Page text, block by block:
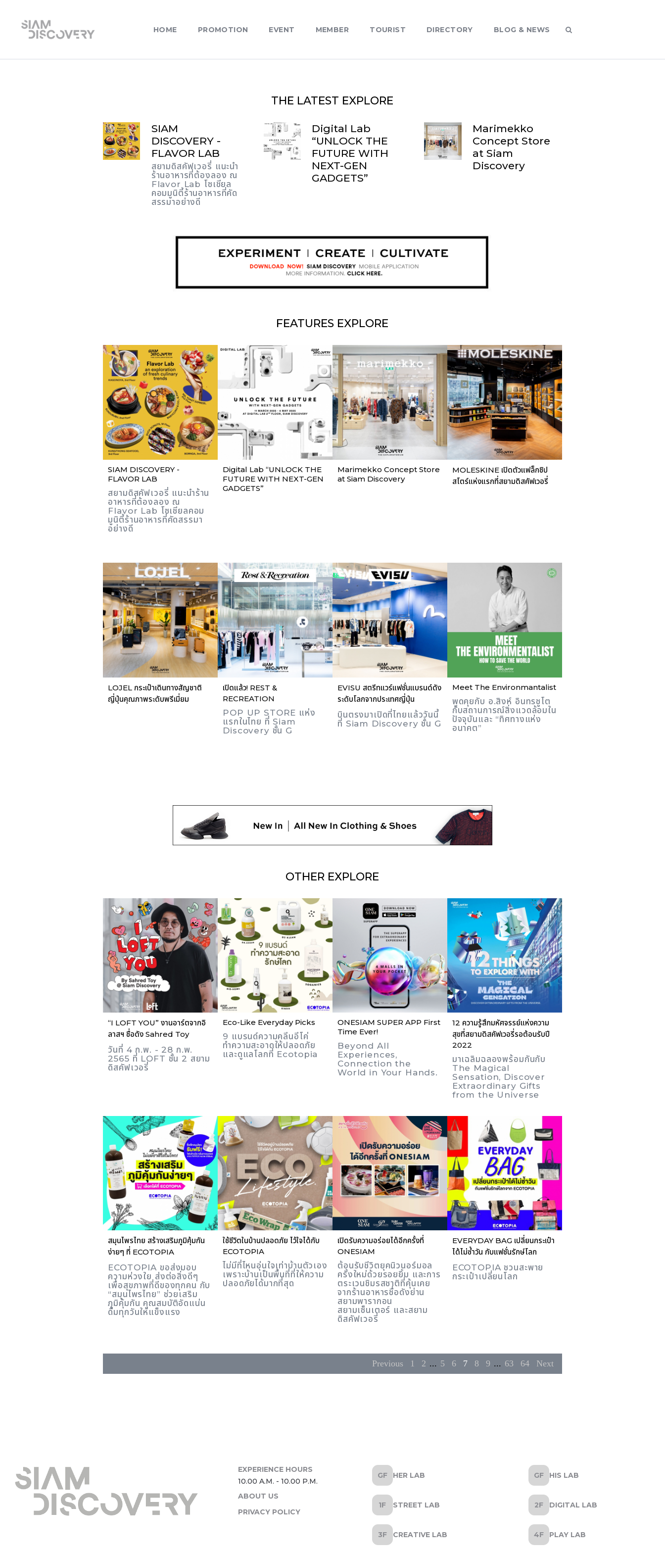
HOME PROMOTION EVENT MEMBER TOURIST DIRECTORY BLOG & NEWS
THE LATEST EXPLORE
SIAM
DISCOVERY -
FLAVOR LAB
สยามดิสคัฟเวอรี่ แนะนำ
ร้านอาหารที่ต้องลอง ณ
Flavor Lab โซเชียล
คอมมูนิตี้ร้านอาหารที่คัด
สรรมาอย่างดี
Digital Lab
“UNLOCK THE
FUTURE WITH
NEXT-GEN
GADGETS”
Marimekko
Concept Store
at Siam
Discovery
FEATURES EXPLORE
SIAM DISCOVERY -
FLAVOR LAB
สยามดิสคัฟเวอรี่ แนะนำร้าน
อาหารที่ต้องลอง ณ
Flavor Lab โซเชียลคอม
มูนิตี้ร้านอาหารที่คัดสรรมา
อย่างดี
Digital Lab “UNLOCK THE
FUTURE WITH NEXT-GEN
GADGETS”
Marimekko Concept Store
at Siam Discovery
MOLESKINE เปิดตัวแฟล็กชิป
สโตร์แห่งแรกที่สยามดิสคัฟเวอรี่
LOJEL กระเป๋าเดินทางสัญชาติ
ญี่ปุ่นคุณภาพระดับพรีเมี่ยม
เปิดแล้ว! REST &
RECREATION
POP UP STORE แห่ง
แรกในไทย ที่ Siam
Discovery ชั้น G
EVISU สตรีทแวร์แฟชั่นแบรนด์ดัง
ระดับโลกจากประเทศญี่ปุ่น
บินตรงมาเปิดที่ไทยแล้ววันนี้
ที่ Siam Discovery ชั้น G
Meet The Environmantalist
พูดคุยกับ อ.สิงห์ อินทรชูโต
กับสถานการณ์สิ่งแวดล้อมใน
ปัจจุบันและ “ทิศทางแห่ง
อนาคต”
OTHER EXPLORE
“I LOFT YOU” งานอาร์ตจากอิ
ลาสฯ ชื่อดัง Sahred Toy
วันที่ 4 ก.พ. - 28 ก.พ.
2565 ที่ LOFT ชั้น 2 สยาม
ดิสคัฟเวอรี่
Eco-Like Everyday Picks
9 แบรนด์ความคลีนอีโค่
ทำความสะอาดให้ปลอดภัย
และดูแลโลกที่ Ecotopia
ONESIAM SUPER APP First
Time Ever!
Beyond All
Experiences,
Connection the
World in Your Hands.
12 ความรู้สึกมหัศจรรย์แห่งความ
สุขที่สยามดิสคัฟเวอรี่รอต้อนรับปี
2022
มาเฉลิมฉลองพร้อมกันกับ
The Magical
Sensation, Discover
Extraordinary Gifts
from the Universe
สมุนไพรไทย สร้างเสริมภูมิคุ้มกัน
ง่ายๆ ที่ ECOTOPIA
ECOTOPIA ขอส่งมอบ
ความห่วงใย ส่งต่อสิ่งดีๆ
เพื่อสุขภาพที่ดีของทุกคน กับ
“สมุนไพรไทย” ช่วยเสริม
ภูมิคุ้มกัน คุณสมบัติอัดแน่น
ดื่มทุกวันให้แข็งแรง
ใช้ชีวิตในบ้านปลอดภัย ไว้ใจได้กับ
ECOTOPIA
ไม่มีที่ไหนอุ่นใจเท่าบ้านตัวเอง
เพราะบ้านเป็นพื้นที่ที่ให้ความ
ปลอดภัยได้มากที่สุด
เปิดรับความอร่อยได้อีกครั้งที่
ONESIAM
ต้อนรับชีวิตยุคนิวนอร์มอล
ครั้งใหม่ด้วยรอยยิ้ม และการ
ตระเวนชิมรสชาติที่คุ้นเคย
จากร้านอาหารชื่อดังย่าน
สยามพารากอน
สยามเซ็นเตอร์ และสยาม
ดิสคัฟเวอรี่
EVERYDAY BAG เปลี่ยนกระเป๋า
ได้ไม่ซ้ำวัน กับแฟชั่นรักษ์โลก
ECOTOPIA ชวนสะพาย
กระเป๋าเปลี่ยนโลก
Previous 1 2 ... 5 6 7 8 9 ... 63 64 Next
ABOUT US
PRIVACY POLICY
HER LAB HIS LAB
STREET LAB DIGITAL LAB
CREATIVE LAB PLAY LAB